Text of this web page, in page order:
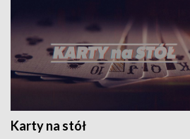
Karty na stół